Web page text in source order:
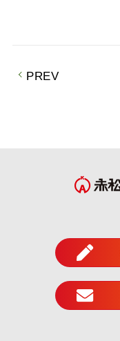
PREV